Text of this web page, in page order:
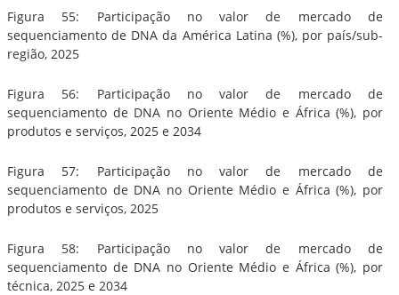
Figura 55: Participação no valor de mercado de
sequenciamento de DNA da América Latina (%), por país/sub-
região, 2025
Figura 56: Participação no valor de mercado de
sequenciamento de DNA no Oriente Médio e África (%), por
produtos e serviços, 2025 e 2034
Figura 57: Participação no valor de mercado de
sequenciamento de DNA no Oriente Médio e África (%), por
produtos e serviços, 2025
Figura 58: Participação no valor de mercado de
sequenciamento de DNA no Oriente Médio e África (%), por
técnica, 2025 e 2034